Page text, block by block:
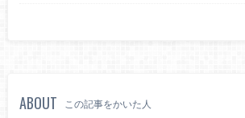
ABOUT この記事をかいた人